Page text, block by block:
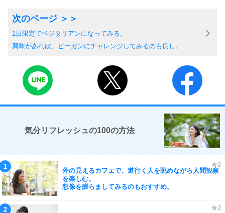
1日限定でベジタリアンになってみる。
興味があれば、ビーガンにチャレンジしてみるのも良し。
気分リフレッシュの100の方法
外の見えるカフェで、道行く人を眺めながら人間観察
を楽しむ。
想像を膨らましてみるのもおすすめ。